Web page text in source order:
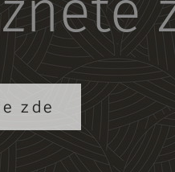
zde